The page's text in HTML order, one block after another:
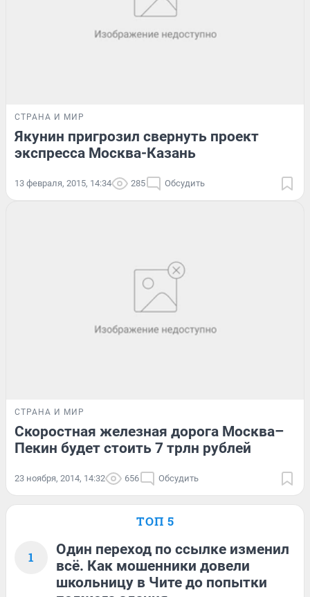
СТРАНА И МИР
Якунин пригрозил свернуть проект
экспресса Москва-Казань
13 февраля, 2015, 14:34 285 Обсудить
СТРАНА И МИР
Скоростная железная дорога Москва–
Пекин будет стоить 7 трлн рублей
23 ноября, 2014, 14:32 656 Обсудить
ТОП 5
1
Один переход по ссылке изменил
всё. Как мошенники довели
школьницу в Чите до попытки